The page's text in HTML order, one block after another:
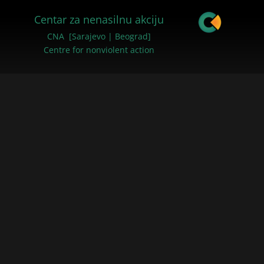
Centar za nenasilnu akciju
CNA [Sarajevo | Beograd]
Centre for nonviolent action